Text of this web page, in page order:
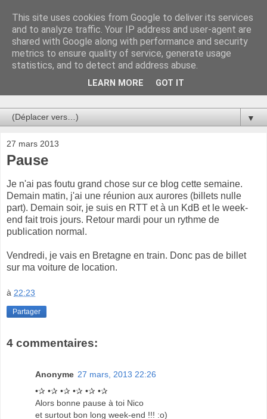
Au bistro !
La connerie étant le seul chemin susceptible de nous faire
entrevoir une parcelle de vérité, utilisons la par des moyens
de communication efficaces. Le temps qu'on remplisse nos
▼
27 mars 2013
Pause
Je n'ai pas foutu grand chose sur ce blog cette semaine.
Demain matin, j'ai une réunion aux aurores (billets nulle
part). Demain soir, je suis en RTT et à un KdB et le week-
end fait trois jours. Retour mardi pour un rythme de
publication normal.
Vendredi, je vais en Bretagne en train. Donc pas de billet
sur ma voiture de location.
à 22:23
Partager
4 commentaires:
Anonyme 27 mars, 2013 22:26
•✰ •✰ •✰ •✰ •✰ •✰
Alors bonne pause à toi Nico
et surtout bon long week-end !!! :o)
This site uses cookies from Google to deliver its services
and to analyze traffic. Your IP address and user-agent are
shared with Google along with performance and security
metrics to ensure quality of service, generate usage
statistics, and to detect and address abuse.
LEARN MORE GOT IT